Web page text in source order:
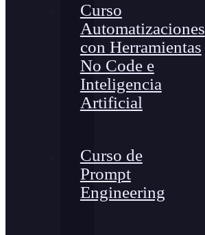
Curso
Automatizaciones
con Herramientas
No Code e
Inteligencia
Artificial
Curso de
Prompt
Engineering